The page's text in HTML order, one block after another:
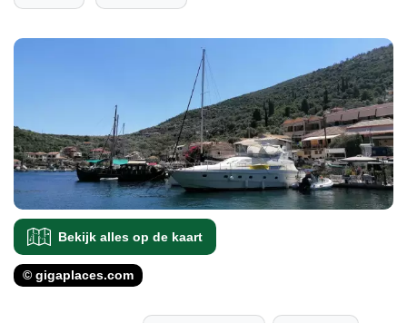
Bekijk alles op de kaart
© gigaplaces.com